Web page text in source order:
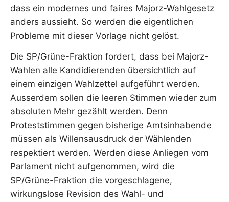
dass ein modernes und faires Majorz-Wahlgesetz
anders aussieht. So werden die eigentlichen
Probleme mit dieser Vorlage nicht gelöst.
Die SP/Grüne-Fraktion fordert, dass bei Majorz-
Wahlen alle Kandidierenden übersichtlich auf
einem einzigen Wahlzettel aufgeführt werden.
Ausserdem sollen die leeren Stimmen wieder zum
absoluten Mehr gezählt werden. Denn
Proteststimmen gegen bisherige Amtsinhabende
müssen als Willensausdruck der Wählenden
respektiert werden. Werden diese Anliegen vom
Parlament nicht aufgenommen, wird die
SP/Grüne-Fraktion die vorgeschlagene,
wirkungslose Revision des Wahl- und